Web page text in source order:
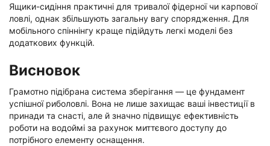
Ящики-сидіння практичні для тривалої фідерної чи карпової
ловлі, однак збільшують загальну вагу спорядження. Для
мобільного спіннінгу краще підійдуть легкі моделі без
додаткових функцій.
Висновок
Грамотно підібрана система зберігання — це фундамент
успішної риболовлі. Вона не лише захищає ваші інвестиції в
принади та снасті, але й значно підвищує ефективність
роботи на водоймі за рахунок миттєвого доступу до
потрібного елементу оснащення.